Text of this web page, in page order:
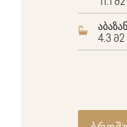
11.1 მ2
4.3 მ2